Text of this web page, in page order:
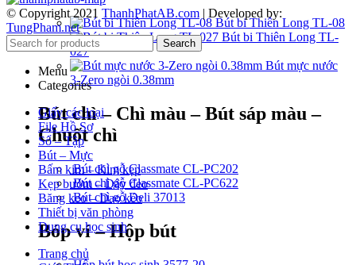
Bút bi Thiên Long TL-08
Bút bi Thiên Long TL-
027
Bút mực nước
3-Zero ngòi 0.38mm
Bút chì – Chì màu – Bút sáp màu –
Chuốt chì
Bút chì gỗ Classmate CL-PC202
Bút chì gỗ Classmate CL-PC622
Bút chì gỗ Deli 37013
Bóp ví – Hộp bút
© Copyright 2021 ThanhPhatAB.com | Developed by:
TungPham.net
Search
Menu
Categories
Giấy các loại
File Hồ Sơ
Sổ – Tập
Bút – Mực
Bấm kim – Kim kẹp
Kẹp bướm – Dây đeo
Băng keo – Dao kéo
Thiết bị văn phòng
Dụng cụ học sinh
Trang chủ